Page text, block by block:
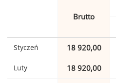
Brutto
Styczeń 18 920,00
Luty 18 920,00